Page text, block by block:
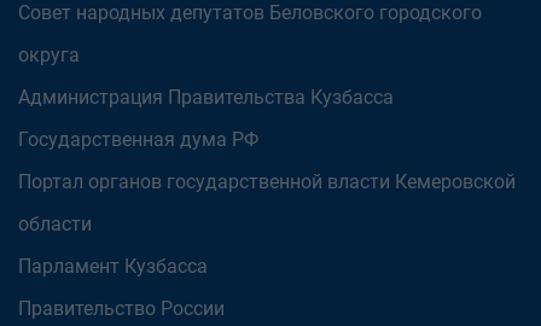
Совет народных депутатов Беловского городского
округа
Администрация Правительства Кузбасса
Государственная дума РФ
Портал органов государственной власти Кемеровской
области
Парламент Кузбасса
Правительство России